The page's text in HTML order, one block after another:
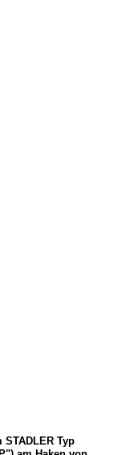
Typ